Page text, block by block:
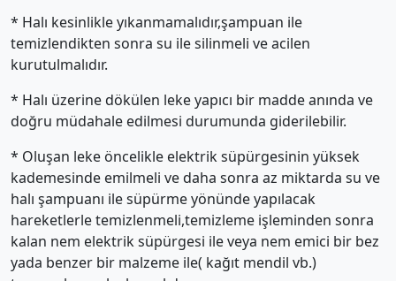
* Halı kesinlikle yıkanmamalıdır,şampuan ile
temizlendikten sonra su ile silinmeli ve acilen
kurutulmalıdır.
* Halı üzerine dökülen leke yapıcı bir madde anında ve
doğru müdahale edilmesi durumunda giderilebilir.
* Oluşan leke öncelikle elektrik süpürgesinin yüksek
kademesinde emilmeli ve daha sonra az miktarda su ve
halı şampuanı ile süpürme yönünde yapılacak
hareketlerle temizlenmeli,temizleme işleminden sonra
kalan nem elektrik süpürgesi ile veya nem emici bir bez
yada benzer bir malzeme ile( kağıt mendil vb.)